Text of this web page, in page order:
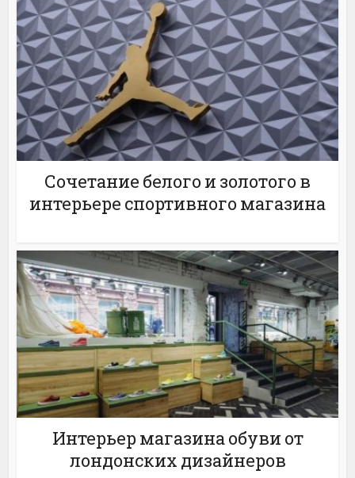
Сочетание белого и золотого в
интерьере спортивного магазина
Интерьер магазина обуви от
лондонских дизайнеров